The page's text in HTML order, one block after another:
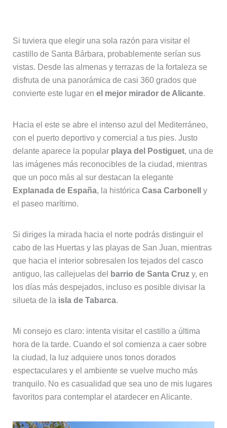
Si tuviera que elegir una sola razón para visitar el
castillo de Santa Bárbara, probablemente serían sus
vistas. Desde las almenas y terrazas de la fortaleza se
disfruta de una panorámica de casi 360 grados que
convierte este lugar en el mejor mirador de Alicante.
Hacia el este se abre el intenso azul del Mediterráneo,
con el puerto deportivo y comercial a tus pies. Justo
delante aparece la popular playa del Postiguet, una de
las imágenes más reconocibles de la ciudad, mientras
que un poco más al sur destacan la elegante
Explanada de España, la histórica Casa Carbonell
y
el paseo marítimo.
Si diriges la mirada hacia el norte podrás distinguir el
cabo de las Huertas y las playas de San Juan, mientras
que hacia el interior sobresalen los tejados del casco
antiguo, las callejuelas del
barrio de Santa Cruzy, en
los días más despejados, incluso es posible divisar la
silueta de la isla de Tabarca.
Mi consejo es claro: intenta visitar el castillo a última
hora de la tarde. Cuando el sol comienza a caer sobre
la ciudad, la luz adquiere unos tonos dorados
espectaculares y el ambiente se vuelve mucho más
tranquilo. No es casualidad que sea uno de mis lugares
favoritos para contemplar el atardecer en Alicante.